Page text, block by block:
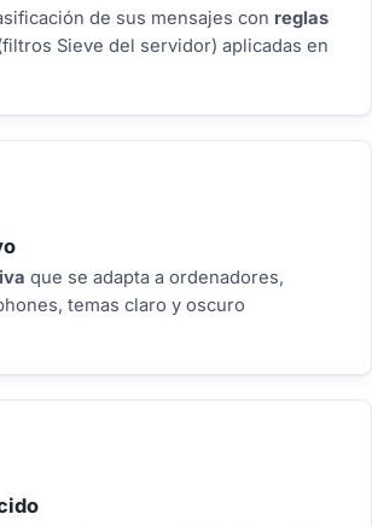
de sus mensajes con reglas
Sieve del servidor) aplicadas en
que se adapta a ordenadores,
temas claro y oscuro